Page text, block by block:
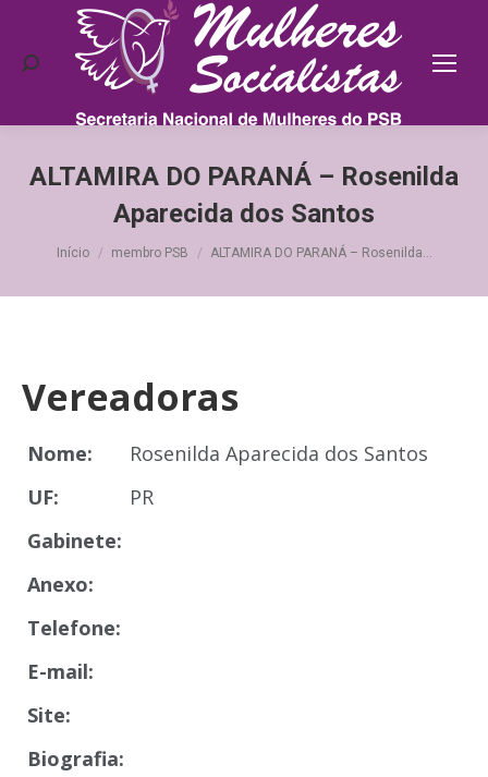
Search:
ALTAMIRA DO PARANÁ – Rosenilda
Aparecida dos Santos
Você está aqui:
Início membro PSB ALTAMIRA DO PARANÁ – Rosenilda…
Vereadoras
Nome:
Rosenilda Aparecida dos Santos
UF:
PR
Gabinete:
Anexo:
Telefone:
E-mail:
Site:
Biografia: